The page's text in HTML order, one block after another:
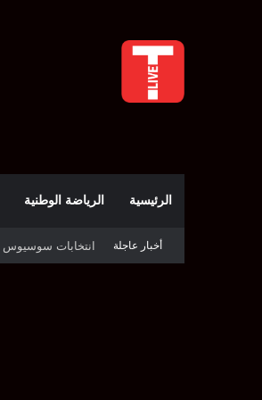
الرئيسية الرياضة الوطنية
أخبار عاجلة